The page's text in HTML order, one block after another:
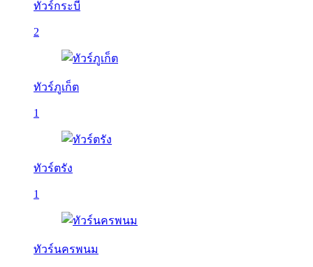
ทัวร์กระบี่
2
ทัวร์ภูเก็ต
1
ทัวร์ตรัง
1
ทัวร์นครพนม